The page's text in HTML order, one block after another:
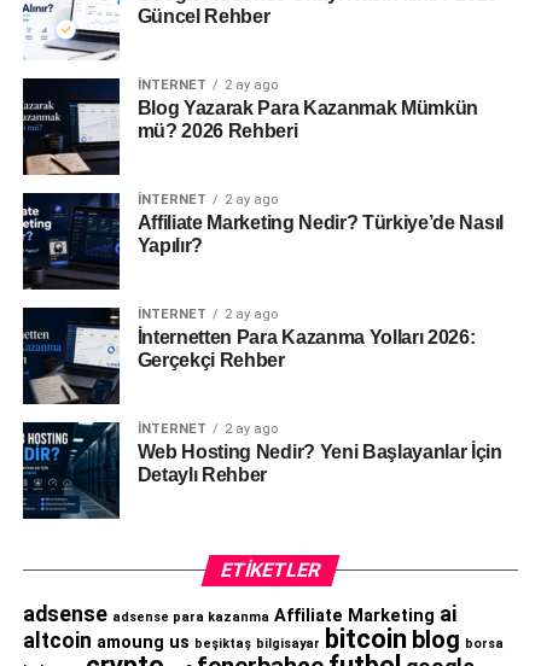
Güncel Rehber
İNTERNET 2 ay ago
Blog Yazarak Para Kazanmak Mümkün
mü? 2026 Rehberi
İNTERNET 2 ay ago
Affiliate Marketing Nedir? Türkiye’de Nasıl
Yapılır?
İNTERNET 2 ay ago
İnternetten Para Kazanma Yolları 2026:
Gerçekçi Rehber
İNTERNET 2 ay ago
Web Hosting Nedir? Yeni Başlayanlar İçin
Detaylı Rehber
ETIKETLER
adsense adsense para kazanma Affiliate Marketing ai
altcoin amoung us beşiktaş bilgisayar bitcoin blog borsa